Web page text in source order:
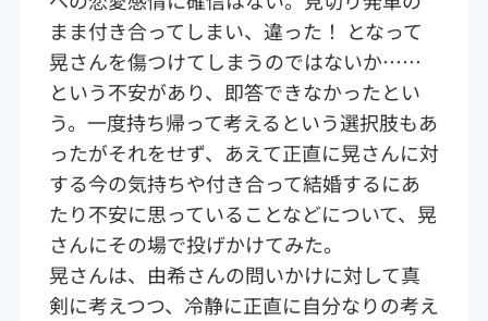
まま付き合ってしまい、違った！ となって
晃さんを傷つけてしまうのではないか……
という不安があり、即答できなかったとい
う。一度持ち帰って考えるという選択肢もあ
ったがそれをせず、あえて正直に晃さんに対
する今の気持ちや付き合って結婚するにあ
たり不安に思っていることなどについて、晃
さんにその場で投げかけてみた。
晃さんは、由希さんの問いかけに対して真
剣に考えつつ、冷静に正直に自分なりの考え